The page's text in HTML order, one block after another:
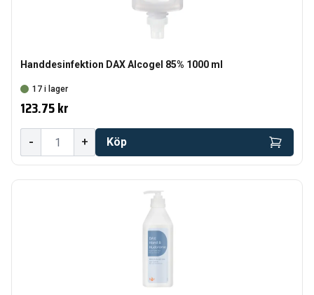
Handdesinfektion DAX Alcogel 85% 1000 ml
17 i lager
123.75 kr
- + Köp